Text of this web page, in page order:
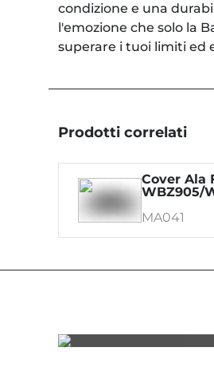
condizione e una
l'emozione che solo la
superare i tuoi limiti ed
Prodotti correlati
Cover Ala
WBZ905/
MA041